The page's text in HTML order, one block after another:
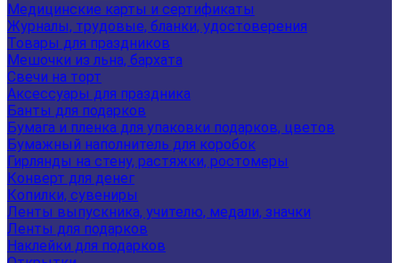
Медицинские карты и сертификаты
Журналы, трудовые, бланки, удостоверения
Товары для праздников
Мешочки из льна, бархата
Свечи на торт
Аксессуары для праздника
Банты для подарков
Бумага и пленка для упаковки подарков, цветов
Бумажный наполнитель для коробок
Гирлянды на стену, растяжки, ростомеры
Конверт для денег
Копилки, сувениры
Ленты выпускника, учителю, медали, значки
Ленты для подарков
Наклейки для подарков